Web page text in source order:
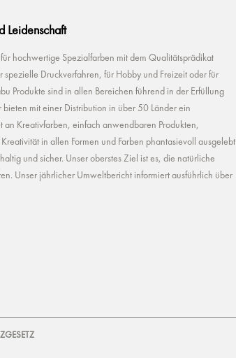
Leidenschaft
hochwertige Spezialfarben mit dem Qualitätsprädikat
spezielle Druckverfahren, für Hobby und Freizeit oder für
Produkte sind in allen Bereichen führend in der Erfüllung
mit einer Distribution in über 50 Länder ein
an Kreativfarben, einfach anwendbaren Produkten,
in allen Formen und Farben phantasievoll ausgelebt
und sicher. Unser oberstes Ziel ist es, die natürliche
Unser jährlicher Umweltbericht informiert ausführlich über